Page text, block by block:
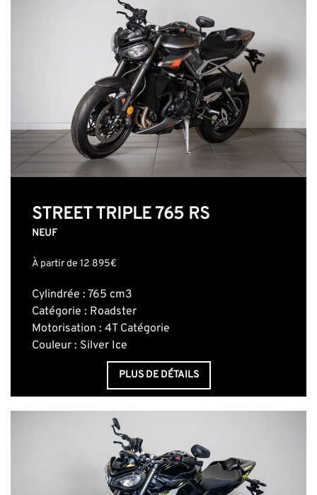
STREET TRIPLE 765 RS
NEUF
À partir de 12 895€
Cylindrée : 765 cm3
Catégorie : Roadster
Motorisation : 4T Catégorie
Couleur : Silver Ice
PLUS DE DÉTAILS